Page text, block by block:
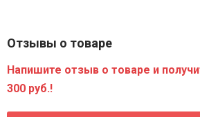
Отзывы о товаре
Напишите отзыв о товаре и
300 руб.!